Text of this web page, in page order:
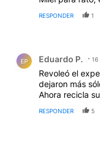
RESPONDER 1
EP Eduardo P. 16
Revoleó el
dejaron más
Ahora recicla
RESPONDER 5